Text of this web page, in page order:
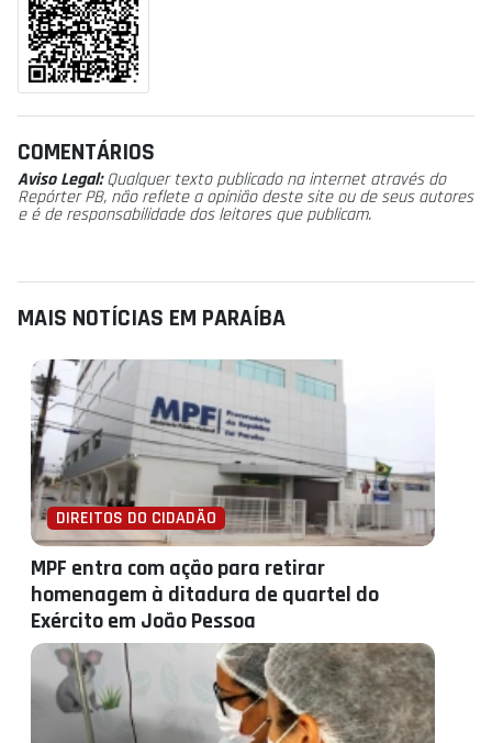
COMENTÁRIOS
Aviso Legal:Qualquer texto publicado na internet através do
Repórter PB, não reflete a opinião deste site ou de seus autores
e é de responsabilidade dos leitores que publicam.
MAIS NOTÍCIAS EM PARAÍBA
DIREITOS DO CIDADÃO
MPF entra com ação para retirar
homenagem à ditadura de quartel do
Exército em João Pessoa